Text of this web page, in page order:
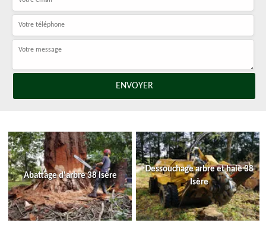
Abattage d'arbre 38 Isère
Dessouchage arbre et haie 38
Isère